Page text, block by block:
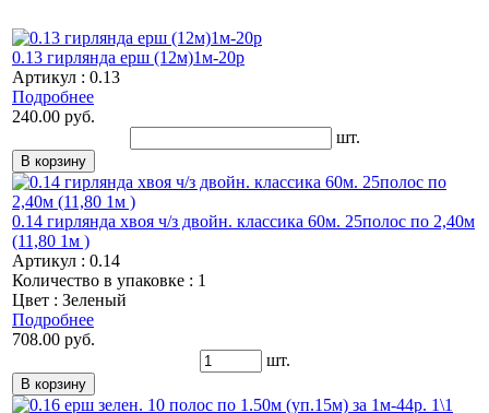
0.13 гирлянда ерш (12м)1м-20р
Артикул : 0.13
Подробнее
240.00 руб.
шт.
0.14 гирлянда хвоя ч/з двойн. классика 60м. 25полос по 2,40м
(11,80 1м )
Артикул : 0.14
Количество в упаковке : 1
Цвет : Зеленый
Подробнее
708.00 руб.
шт.